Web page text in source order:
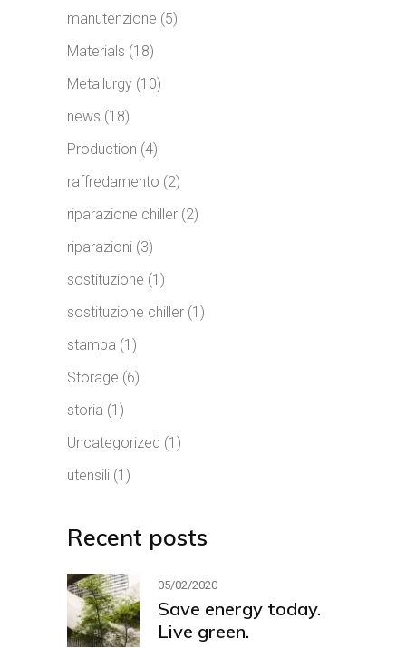
manutenzione (5)
Materials (18)
Metallurgy (10)
news (18)
Production (4)
raffredamento (2)
riparazione chiller (2)
riparazioni (3)
sostituzione (1)
sostituzione chiller (1)
stampa (1)
Storage (6)
storia (1)
Uncategorized (1)
utensili (1)
Recent posts
05/02/2020
Save energy today.
Live green.